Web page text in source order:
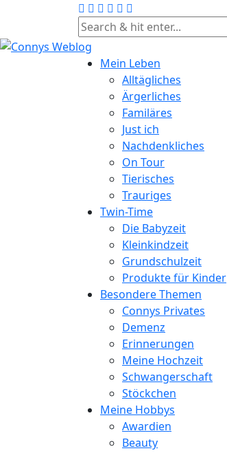
content
Mein Leben
Alltägliches
Ärgerliches
Familäres
Just ich
Nachdenkliches
On Tour
Tierisches
Trauriges
Twin-Time
Die Babyzeit
Kleinkindzeit
Grundschulzeit
Produkte für Kinder
Besondere Themen
Connys Privates
Demenz
Erinnerungen
Meine Hochzeit
Schwangerschaft
Stöckchen
Meine Hobbys
Awardien
Beauty